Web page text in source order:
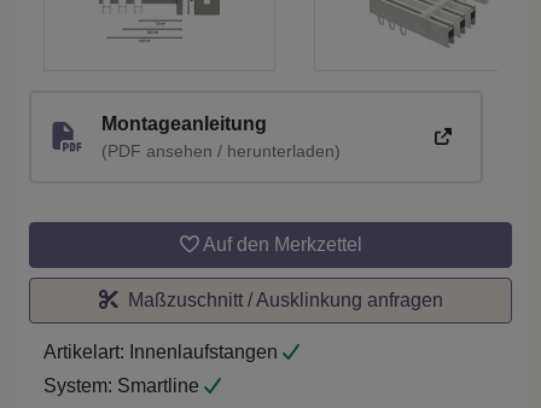
Montageanleitung
(PDF ansehen / herunterladen)
Auf den Merkzettel
Maßzuschnitt / Ausklinkung anfragen
Artikelart: Innenlaufstangen
System: Smartline